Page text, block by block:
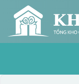
content